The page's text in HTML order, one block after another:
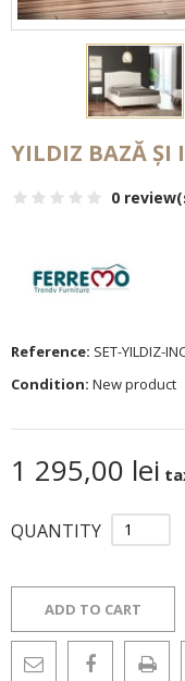
YILDIZ BAZĂ ȘI
0
Reference: SET-YILDIZ-
Condition: New product
1 295,00 lei
QUANTITY
ADD TO CART